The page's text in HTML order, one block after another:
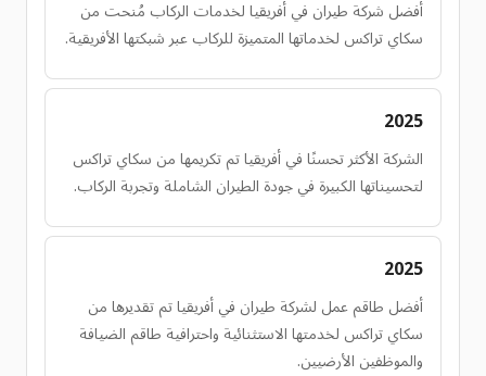
أفضل شركة طيران في أفريقيا لخدمات الركاب مُنحت من
سكاي تراكس لخدماتها المتميزة للركاب عبر شبكتها الأفريقية.
2025
الشركة الأكثر تحسنًا في أفريقيا تم تكريمها من سكاي تراكس
لتحسيناتها الكبيرة في جودة الطيران الشاملة وتجربة الركاب.
2025
أفضل طاقم عمل لشركة طيران في أفريقيا تم تقديرها من
سكاي تراكس لخدمتها الاستثنائية واحترافية طاقم الضيافة
والموظفين الأرضيين.